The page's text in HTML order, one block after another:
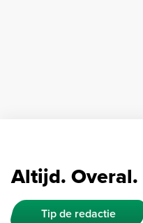
Altijd. Overal.
Tip de redactie